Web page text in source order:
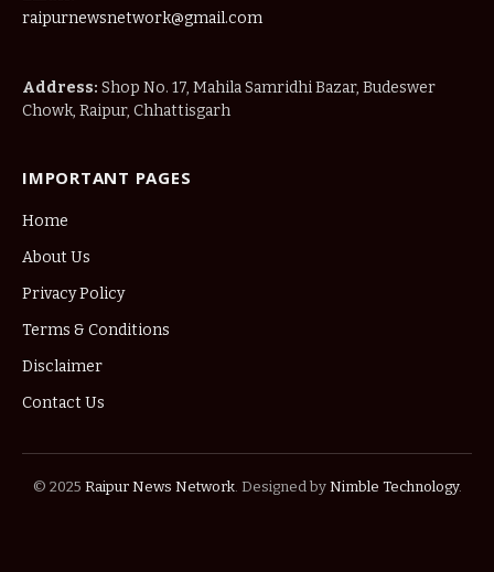
raipurnewsnetwork@gmail.com
Address: Shop No. 17, Mahila Samridhi Bazar, Budeswer
Chowk, Raipur, Chhattisgarh
IMPORTANT PAGES
Home
About Us
Privacy Policy
Terms & Conditions
Disclaimer
Contact Us
© 2025 Raipur News Network. Designed by Nimble Technology.